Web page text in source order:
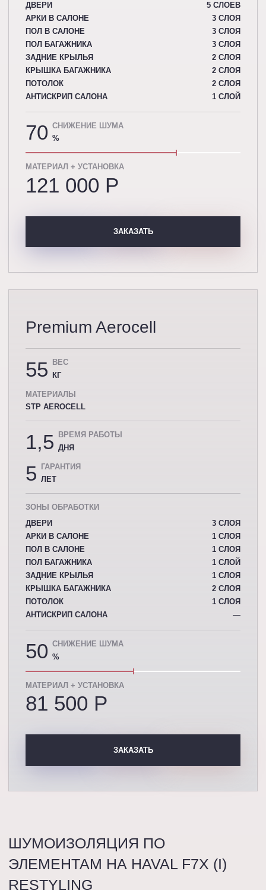
Premium Aerocell
55
ВЕС
КГ
МАТЕРИАЛЫ
STP AEROCELL
1,5
ВРЕМЯ РАБОТЫ
ДНЯ
5
ГАРАНТИЯ
ЛЕТ
ЗОНЫ ОБРАБОТКИ
ДВЕРИ
3 СЛОЯ
АРКИ В САЛОНЕ
1 СЛОЯ
ПОЛ В САЛОНЕ
1 СЛОЯ
ПОЛ БАГАЖНИКА
1 СЛОЙ
ЗАДНИЕ КРЫЛЬЯ
1 СЛОЯ
КРЫШКА БАГАЖНИКА
2 СЛОЯ
ПОТОЛОК
1 СЛОЯ
АНТИСКРИП САЛОНА
—
50 СНИЖЕНИЕ ШУМА
%
МАТЕРИАЛ + УСТАНОВКА
81 500 P
ЗАКАЗАТЬ
ДВЕРИ
5 СЛОЕВ
АРКИ В САЛОНЕ
3 СЛОЯ
ПОЛ В САЛОНЕ
3 СЛОЯ
ПОЛ БАГАЖНИКА
3 СЛОЯ
ЗАДНИЕ КРЫЛЬЯ
2 СЛОЯ
КРЫШКА БАГАЖНИКА
2 СЛОЯ
ПОТОЛОК
2 СЛОЯ
АНТИСКРИП САЛОНА
1 СЛОЙ
70 СНИЖЕНИЕ ШУМА
%
МАТЕРИАЛ + УСТАНОВКА
121 000 P
ЗАКАЗАТЬ
ШУМОИЗОЛЯЦИЯ ПО
ЭЛЕМЕНТАМ НА HAVAL F7X (I)
RESTYLING